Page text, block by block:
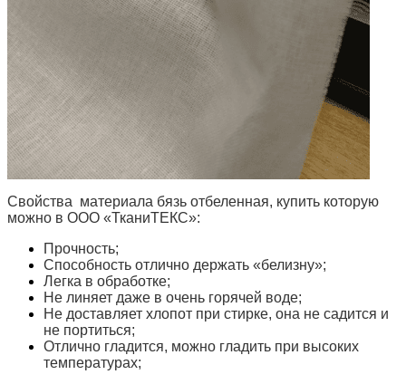
Свойства материала бязь отбеленная, купить которую
можно в ООО «ТканиТЕКС»:
Прочность;
Способность отлично держать «белизну»;
Легка в обработке;
Не линяет даже в очень горячей воде;
Не доставляет хлопот при стирке, она не садится и
не портиться;
Отлично гладится, можно гладить при высоких
температурах;